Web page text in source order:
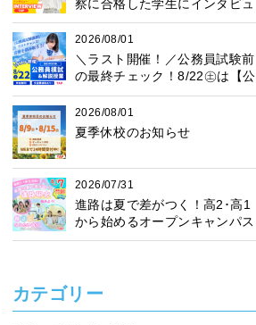
察に合格した学生にインタビュ
ー！
2026/08/01
＼ラスト開催！／公務員試験前
の最終チェック！8/22㊏は【公
務員模試】に参加しよう♪
2026/08/01
夏季休校のお知らせ
2026/07/31
進路は夏で差がつく！高2･高1
から始めるオープンキャンパス
カテゴリー